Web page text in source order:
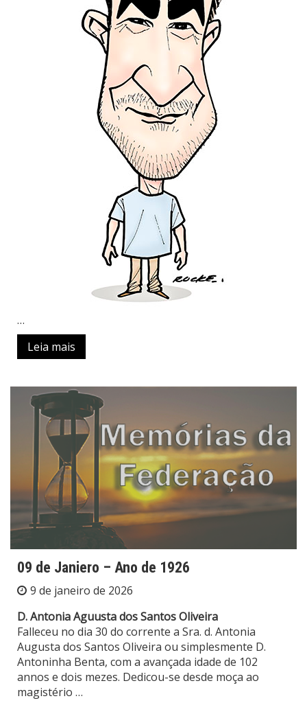
…
Leia mais
09 de Janiero – Ano de 1926
9 de janeiro de 2026
D. Antonia Aguusta dos Santos Oliveira
Falleceu no dia 30 do corrente a Sra. d. Antonia
Augusta dos Santos Oliveira ou simplesmente D.
Antoninha Benta, com a avançada idade de 102
annos e dois mezes. Dedicou-se desde moça ao
magistério …